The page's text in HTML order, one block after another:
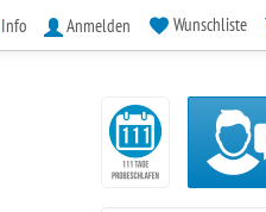
Info Anmelden Wunschliste